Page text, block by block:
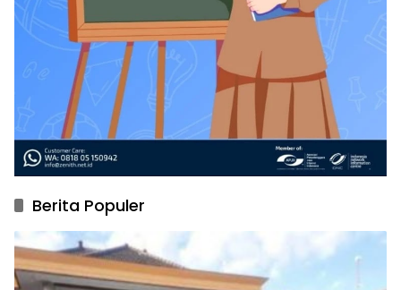
Berita Populer